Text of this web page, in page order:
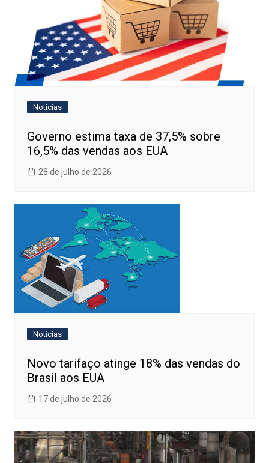
Notícias
Governo estima taxa de 37,5% sobre
16,5% das vendas aos EUA
28 de julho de 2026
Notícias
Novo tarifaço atinge 18% das vendas do
Brasil aos EUA
17 de julho de 2026